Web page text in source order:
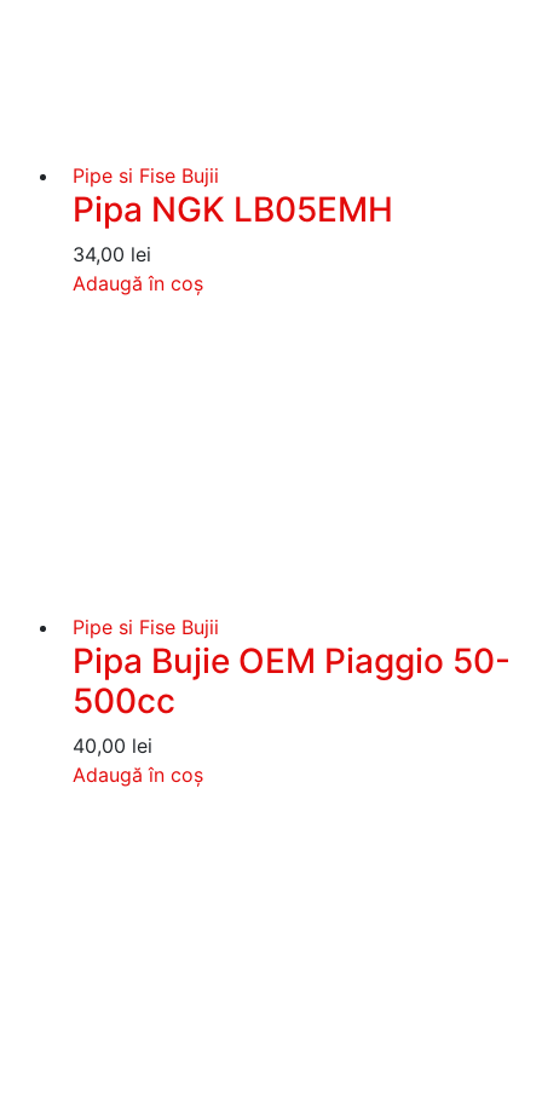
Pipe si Fise Bujii
Pipa NGK LB05EMH
34,00 lei
Adaugă în coș
Pipe si Fise Bujii
Pipa Bujie OEM Piaggio 50-
500cc
40,00 lei
Adaugă în coș